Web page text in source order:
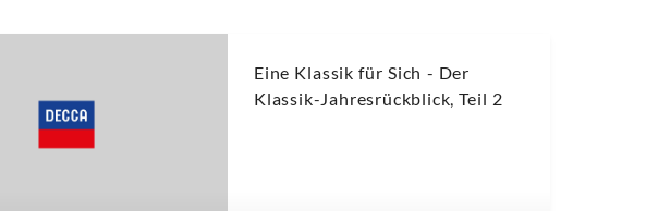
Eine Klassik für Sich - Der
Klassik-Jahresrückblick, Teil 2